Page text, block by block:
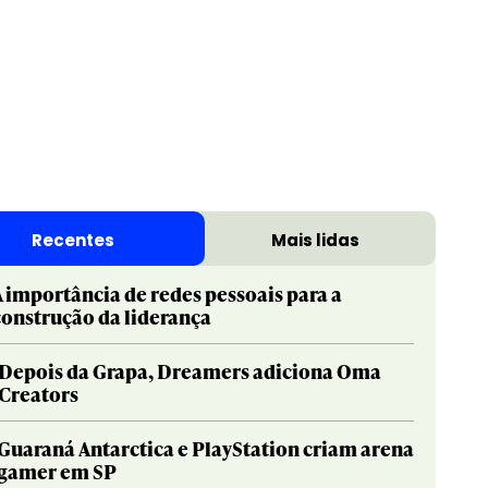
Social & Creator
Sustainable Development Goals
Titanium
PR
Social & Creator
Sustainable Development Goals
Recentes Mais lidas
importância de redes pessoais para a
da liderança
da Grapa, Dreamers adiciona Oma
Antarctica e PlayStation criam arena
em SP